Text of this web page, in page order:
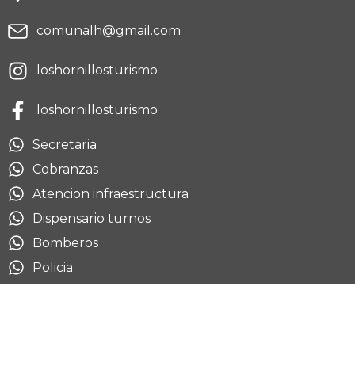
comunalh@gmail.com
loshornillosturismo
loshornillosturismo
Secretaria
Cobranzas
Atencion infraestructura
Dispensario turnos
Bomberos
Policia